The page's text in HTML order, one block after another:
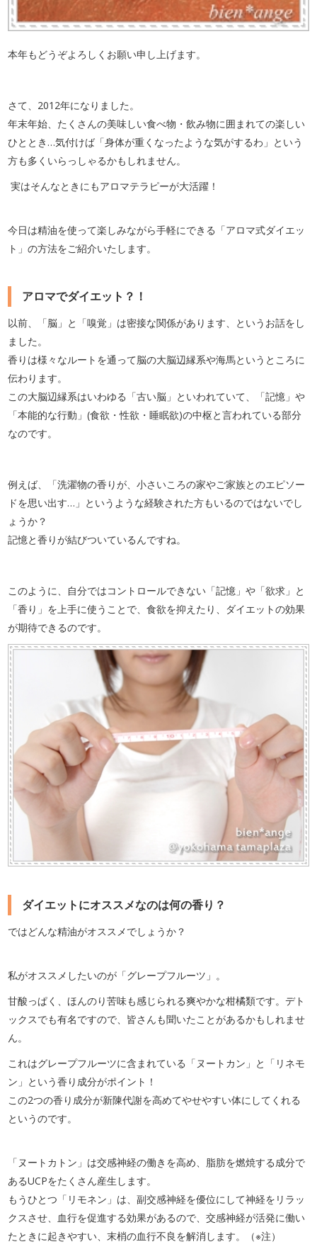
本年もどうぞよろしくお願い申し上げます。
さて、2012年になりました。
年末年始、たくさんの美味しい食べ物・飲み物に囲まれての楽しい
ひととき…気付けば「身体が重くなったような気がするわ」という
方も多くいらっしゃるかもしれません。
実はそんなときにもアロマテラピーが大活躍！
今日は精油を使って楽しみながら手軽にできる「アロマ式ダイエッ
ト」の方法をご紹介いたします。
アロマでダイエット？！
以前、「脳」と「嗅覚」は密接な関係があります、というお話をし
ました。
香りは様々なルートを通って脳の大脳辺縁系や海馬というところに
伝わります。
この大脳辺縁系はいわゆる「古い脳」といわれていて、「記憶」や
「本能的な行動」(食欲・性欲・睡眠欲)の中枢と言われている部分
なのです。
例えば、「洗濯物の香りが、小さいころの家やご家族とのエピソー
ドを思い出す…」というような経験された方もいるのではないでし
ょうか？
記憶と香りが結びついているんですね。
このように、自分ではコントロールできない「記憶」や「欲求」と
「香り」を上手に使うことで、食欲を抑えたり、ダイエットの効果
が期待できるのです。
ダイエットにオススメなのは何の香り？
ではどんな精油がオススメでしょうか？
私がオススメしたいのが「グレープフルーツ」。
甘酸っぱく、ほんのり苦味も感じられる爽やかな柑橘類です。デト
ックスでも有名ですので、皆さんも聞いたことがあるかもしれませ
ん。
これはグレープフルーツに含まれている「ヌートカン」と「リネモ
ン」という香り成分がポイント！
この2つの香り成分が新陳代謝を高めてやせやすい体にしてくれる
というのです。
「ヌートカトン」は交感神経の働きを高め、脂肪を燃焼する成分で
あるUCPをたくさん産生します。
もうひとつ「リモネン」は、副交感神経を優位にして神経をリラッ
クスさせ、血行を促進する効果があるので、交感神経が活発に働い
たときに起きやすい、末梢の血行不良を解消します。（※注）